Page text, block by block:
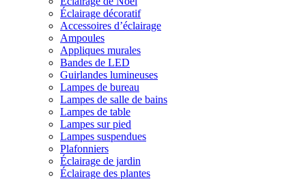
Éclairage décoratif
Accessoires d’éclairage
Ampoules
Appliques murales
Bandes de LED
Guirlandes lumineuses
Lampes de bureau
Lampes de salle de bains
Lampes de table
Lampes sur pied
Lampes suspendues
Plafonniers
Éclairage de jardin
Éclairage des plantes